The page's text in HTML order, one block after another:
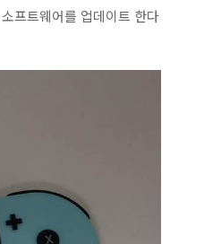
프트웨어를 업데이트 한다